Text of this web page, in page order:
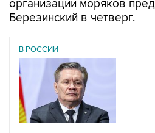
В РОССИИ
01 августа 2026
Теплоход "Янина" затонул в